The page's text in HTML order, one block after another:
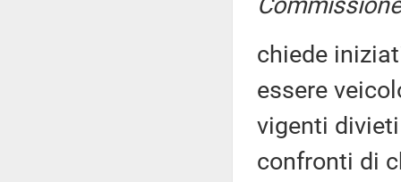
chiede
essere
vigenti
confronti di